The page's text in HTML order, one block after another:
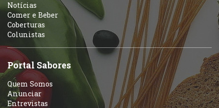
Notícias
Comer e Beber
Coberturas
Colunistas
Portal Sabores
Quem Somos
Anunciar
Entrevistas